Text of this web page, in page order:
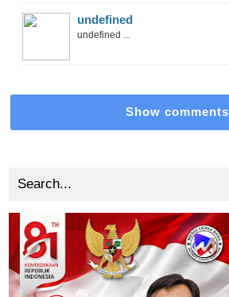
undefined
undefined ...
Show comments